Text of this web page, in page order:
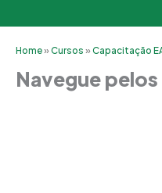
Home»Cursos »Capacitação
Navegue